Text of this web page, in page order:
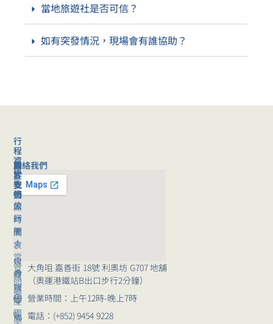
當地旅遊社是否可信？
如有突發情況，現場會有誰協助？
聯絡我們
大角咀 嘉善街 18號 利奧坊 G707 地舖
（奧運港鐵站B出口步行2分鐘）
營業時間：上午12時-晚上7時
電話：(+852) 9454 9228
行
程
資
訊
旅
行
團
時
間
表
旅
行
講
座
旅
旅
客
支
援
旅
行
團
｜
常
見
問
題
獨
關
於
我
們
公
司
簡
介
媒
體
報
導
崗